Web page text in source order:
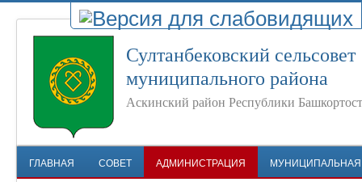
Султанбековский сельсовет
муниципального района
Аскинский район Республики
ГЛАВНАЯ СОВЕТ АДМИНИСТРАЦИЯ